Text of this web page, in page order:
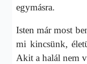
egymásra.
Isten már most
mi kincsünk,
Akit a halál nem